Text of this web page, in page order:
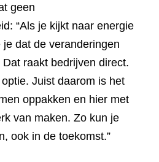
geen
“Als je kijkt naar energie
dat de veranderingen
raakt bedrijven direct.
Juist daarom is het
oppakken en hier met
van maken. Zo kun je
ook in de toekomst.”